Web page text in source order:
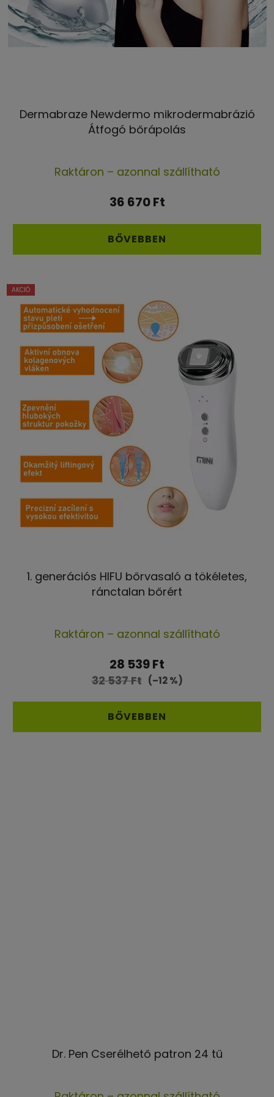
Dermabraze Newdermo mikrodermabrázió
Átfogó bőrápolás
Raktáron – azonnal szállítható
36 670 Ft
BŐVEBBEN
AKCIÓ
1. generációs HIFU bőrvasaló a tökéletes,
ránctalan bőrért
termék
átlagos
értékelése
ből
4,6
Raktáron – azonnal szállítható
28 539 Ft
32 537 Ft (–12 %)
BŐVEBBEN
Dr. Pen Cserélhető patron 24 tű